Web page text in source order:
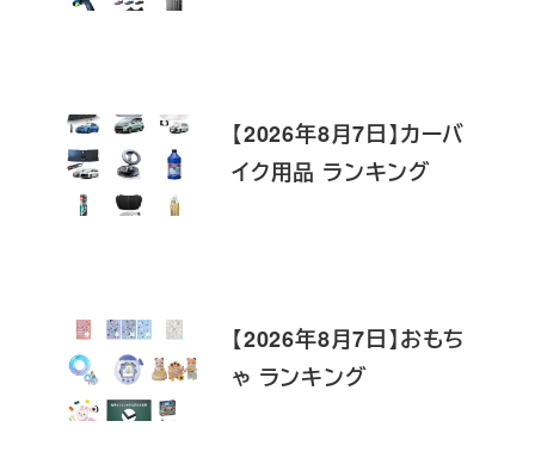
【2026年8月7日】カーバ
イク用品 ランキング
【2026年8月7日】おもち
ゃ ランキング